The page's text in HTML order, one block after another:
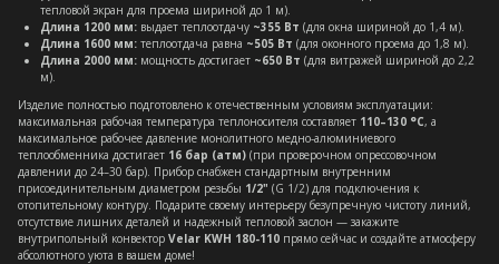
тепловой экран для проема шириной до 1 м).
Длина 1200 мм: выдает теплоотдачу ~355 Вт (для окна шириной до 1,4 м).
Длина 1600 мм: теплоотдача равна ~505 Вт (для оконного проема до 1,8 м).
Длина 2000 мм: мощность достигает ~650 Вт (для витражей шириной до 2,2
м).
Изделие полностью подготовлено к отечественным условиям эксплуатации:
максимальная рабочая температура теплоносителя составляет 110–130 °C, а
максимальное рабочее давление монолитного медно-алюминиевого
теплообменника достигает 16 бар (атм) (при проверочном опрессовочном
давлении до 24–30 бар). Прибор снабжен стандартным внутренним
присоединительным диаметром резьбы 1/2" (G 1/2) для подключения к
отопительному контуру. Подарите своему интерьеру безупречную чистоту линий,
отсутствие лишних деталей и надежный тепловой заслон — закажите
внутрипольный конвектор Velar KWH 180-110 прямо сейчас и создайте атмосферу
абсолютного уюта в вашем доме!